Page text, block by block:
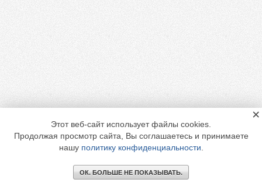
Этот веб-сайт использует файлы cookies.
Продолжая просмотр сайта, Вы соглашаетесь и принимаете
нашу политику конфиденциальности
ОК. БОЛЬШЕ НЕ ПОКАЗЫВАТЬ.
×